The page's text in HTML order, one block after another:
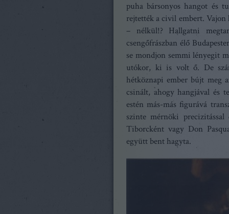
puha bársonyos hangot és
rejtették a civil embert. Vajon
– nélkül!? Hallgatni
csengőfrászban élő
se mondjon semmi lényegit
utókor, ki is volt ő. De
hétköznapi ember bújt meg
csinált, ahogy hangjával és
estén más-más figurává
szinte mérnöki
Tiborcként vagy Don
együtt bent hagyta.